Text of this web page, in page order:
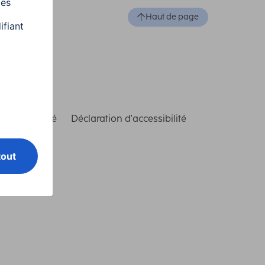
Haut de page
conformité Déclaration d'accessibilité